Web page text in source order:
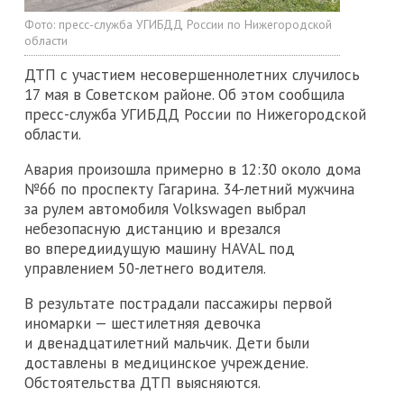
Фото: пресс-служба УГИБДД России по Нижегородской
области
ДТП с участием несовершеннолетних случилось
17 мая в Советском районе. Об этом сообщила
пресс-служба УГИБДД России по Нижегородской
области.
Авария произошла примерно в 12:30 около дома
№66 по проспекту Гагарина. 34-летний мужчина
за рулем автомобиля Volkswagen выбрал
небезопасную дистанцию и врезался
во впередиидущую машину HAVAL под
управлением 50-летнего водителя.
В результате пострадали пассажиры первой
иномарки — шестилетняя девочка
и двенадцатилетний мальчик. Дети были
доставлены в медицинское учреждение.
Обстоятельства ДТП выясняются.